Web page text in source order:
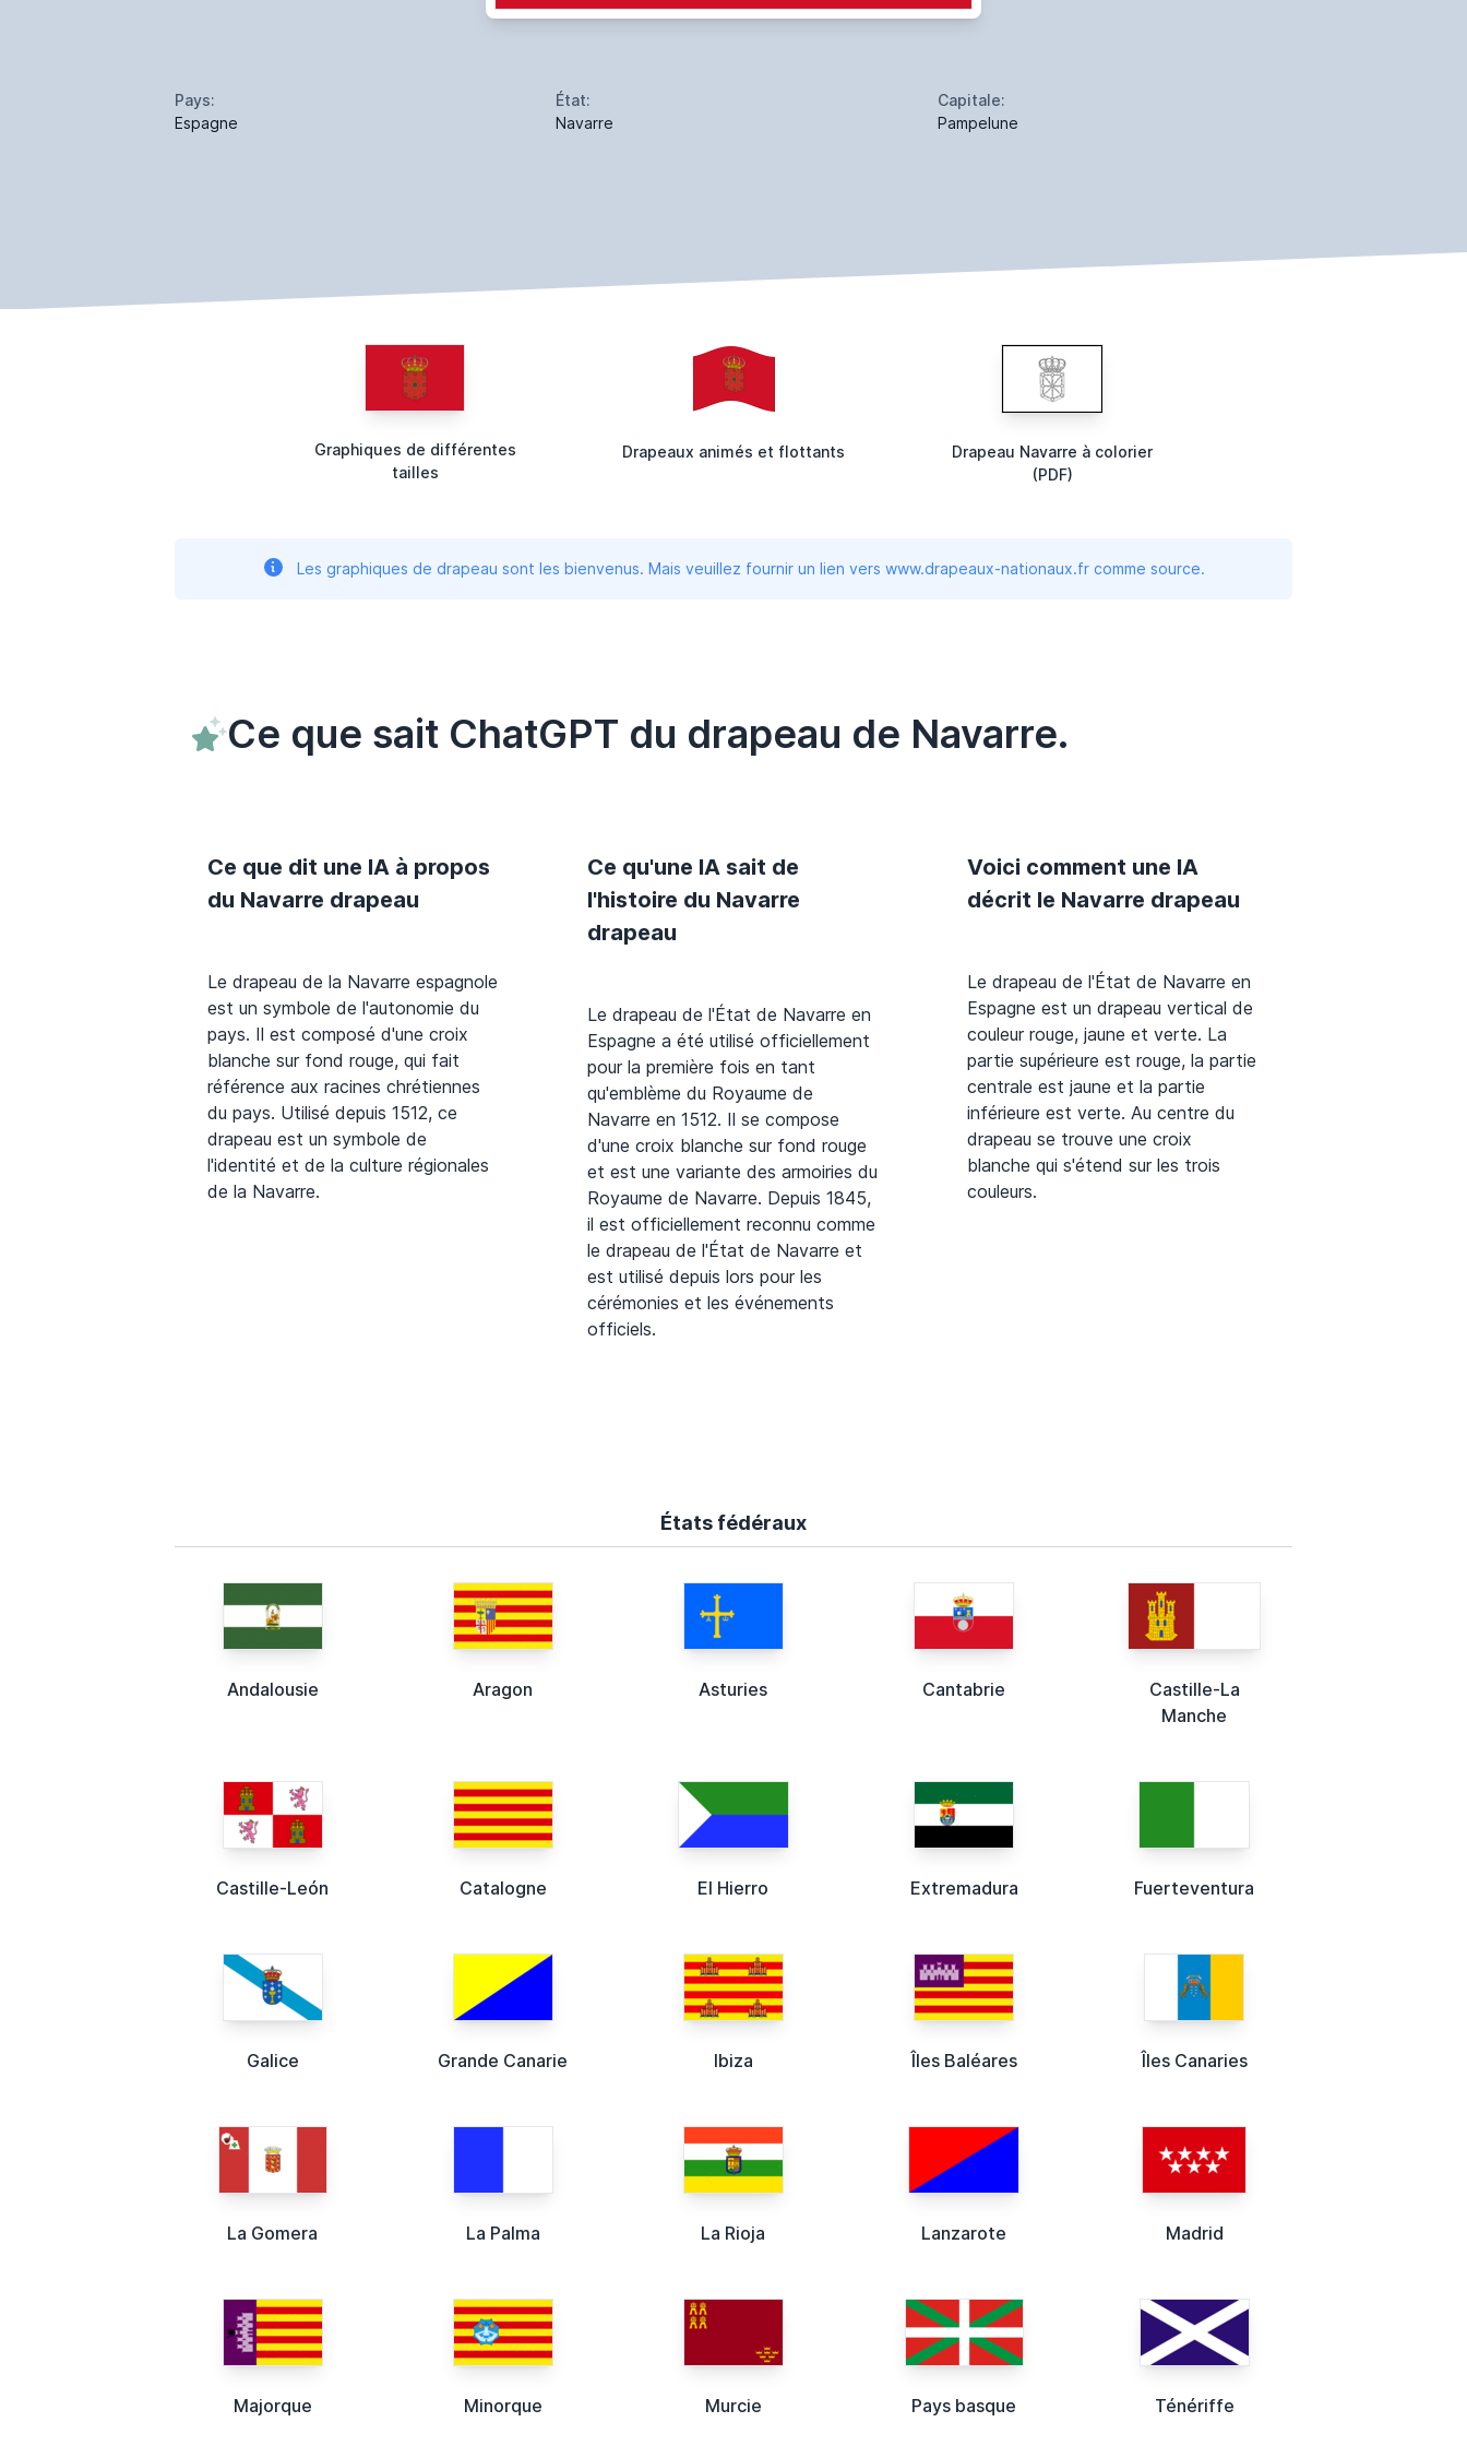
Pays:
Espagne
État:
Navarre
Capitale:
Pampelune
Graphiques de différentes
tailles
Drapeaux animés et flottants
Drapeau Navarre à colorier
(PDF)
Les graphiques de drapeau sont les bienvenus. Mais veuillez fournir un lien vers www.drapeaux-nationaux.fr comme source.
Ce que sait ChatGPT du drapeau de Navarre.
Ce que dit une IA à propos
du Navarre drapeau
Le drapeau de la Navarre espagnole
est un symbole de l'autonomie du
pays. Il est composé d'une croix
blanche sur fond rouge, qui fait
référence aux racines chrétiennes
du pays. Utilisé depuis 1512, ce
drapeau est un symbole de
l'identité et de la culture régionales
de la Navarre.
Ce qu'une IA sait de
l'histoire du Navarre
drapeau
Le drapeau de l'État de Navarre en
Espagne a été utilisé officiellement
pour la première fois en tant
qu'emblème du Royaume de
Navarre en 1512. Il se compose
d'une croix blanche sur fond rouge
et est une variante des armoiries du
Royaume de Navarre. Depuis 1845,
il est officiellement reconnu comme
le drapeau de l'État de Navarre et
est utilisé depuis lors pour les
cérémonies et les événements
officiels.
Voici comment une IA
décrit le Navarre drapeau
Le drapeau de l'État de Navarre en
Espagne est un drapeau vertical de
couleur rouge, jaune et verte. La
partie supérieure est rouge, la partie
centrale est jaune et la partie
inférieure est verte. Au centre du
drapeau se trouve une croix
blanche qui s'étend sur les trois
couleurs.
États fédéraux
Andalousie Aragon Asturies Cantabrie
Castille-La
Manche
Castille-León Catalogne El Hierro Extremadura Fuerteventura
Galice Grande Canarie Ibiza Îles Baléares Îles Canaries
La Gomera La Palma La Rioja Lanzarote Madrid
Majorque Minorque Murcie Pays basque Ténériffe